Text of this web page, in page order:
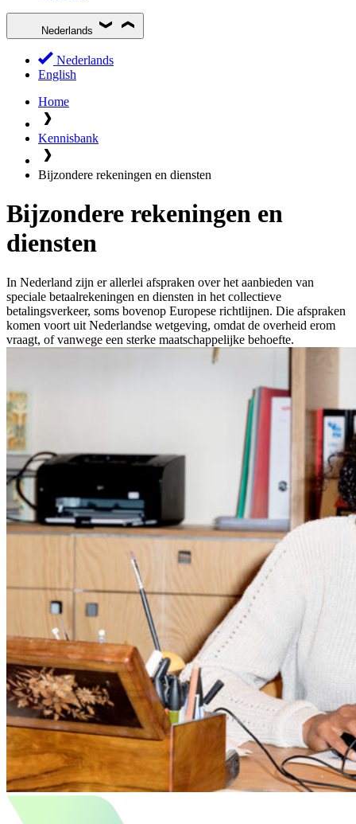
Nederlands
Nederlands
English
Home
Kennisbank
Bijzondere rekeningen en diensten
Bijzondere rekeningen en
diensten
In Nederland zijn er allerlei afspraken over het aanbieden van
speciale betaalrekeningen en diensten in het collectieve
betalingsverkeer, soms bovenop Europese richtlijnen. Die afspraken
komen voort uit Nederlandse wetgeving, omdat de overheid erom
vraagt, of vanwege een sterke maatschappelijke behoefte.